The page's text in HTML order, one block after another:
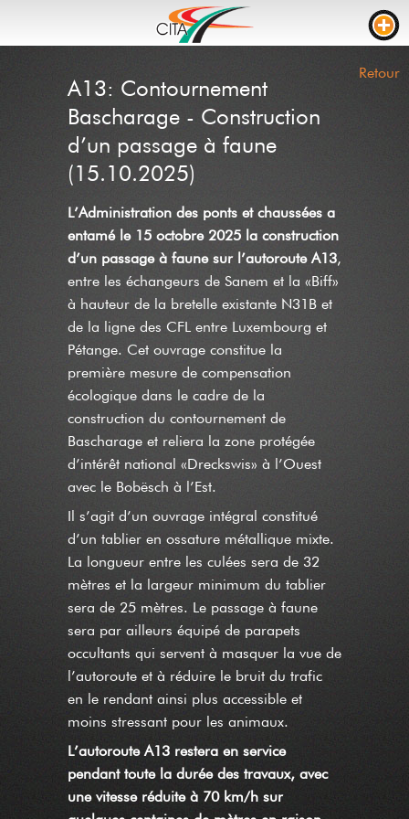
LIVE STREAM
CHANTIERS
TEMPS DE PARCOURS
PARKING CAMION
RTL
CHANTIERS
INCIDENTS
CONTACT
NEWS
Retour
A13: Contournement
Bascharage - Construction
d’un passage à faune
(15.10.2025)
L’Administration des ponts et chaussées a
entamé le 15 octobre 2025 la construction
d’un passage à faune sur l’autoroute A13,
entre les échangeurs de Sanem et la «Biff»
à hauteur de la bretelle existante N31B et
de la ligne des CFL entre Luxembourg et
Pétange. Cet ouvrage constitue la
première mesure de compensation
écologique dans le cadre de la
construction du contournement de
Bascharage et reliera la zone protégée
d’intérêt national «Dreckswis» à l’Ouest
avec le Bobësch à l’Est.
Il s’agit d’un ouvrage intégral constitué
d’un tablier en ossature métallique mixte.
La longueur entre les culées sera de 32
mètres et la largeur minimum du tablier
sera de 25 mètres. Le passage à faune
sera par ailleurs équipé de parapets
occultants qui servent à masquer la vue de
l’autoroute et à réduire le bruit du trafic
en le rendant ainsi plus accessible et
moins stressant pour les animaux.
L’autoroute A13 restera en service
pendant toute la durée des travaux, avec
une vitesse réduite à 70 km/h sur